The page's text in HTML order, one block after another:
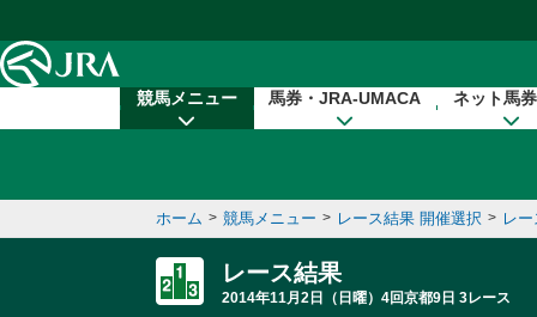
競馬メニュー 馬券・JRA-UMACA ネット馬
ホーム > 競馬メニュー > レース結果 開催選択 > レ
レース結果
2014年11月2日（日曜）4回京都9日 3レース